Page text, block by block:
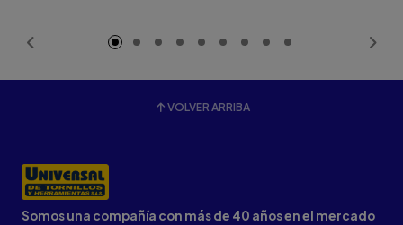
VOLVER ARRIBA
Somos una compañía con más de 40 años en el mercado